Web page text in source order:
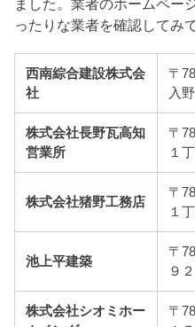
ました。業者のホームペー
ったりな業者を確認してみ
西南綜合建設株式会
社
〒
入
株式会社長野瓦高知
営業所
〒
１
株式会社猪野工務店
〒
１
池上平建築
〒
９
株式会社シオミホー
〒